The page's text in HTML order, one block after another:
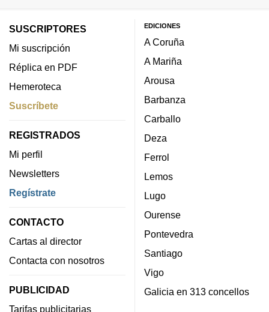
SUSCRIPTORES
Mi suscripción
Réplica en PDF
Hemeroteca
Suscríbete
REGISTRADOS
Mi perfil
Newsletters
Regístrate
CONTACTO
Cartas al director
Contacta con nosotros
PUBLICIDAD
Tarifas publicitarias
EDICIONES
A Coruña
A Mariña
Arousa
Barbanza
Carballo
Deza
Ferrol
Lemos
Lugo
Ourense
Pontevedra
Santiago
Vigo
Galicia en 313 concellos